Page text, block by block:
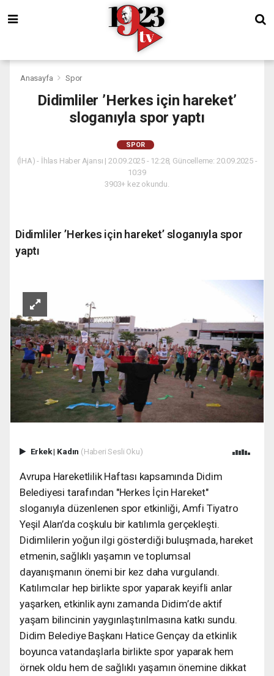
Anasayfa Spor
Didimliler ’Herkes için hareket’
sloganıyla spor yaptı
SPOR
(İHA) - İhlas Haber Ajansı | 20.09.2025 - 12:28, Güncelleme: 20.09.2025 -
10:39
3903+ kez okundu.
Didimliler ’Herkes için hareket’ sloganıyla spor
yaptı
Erkek| Kadın (Haberi Sesli Oku)
Avrupa Hareketlilik Haftası kapsamında Didim
Belediyesi tarafından "Herkes İçin Hareket"
sloganıyla düzenlenen spor etkinliği, Amfi Tiyatro
Yeşil Alan’da coşkulu bir katılımla gerçekleşti.
Didimlilerin yoğun ilgi gösterdiği buluşmada, hareket
etmenin, sağlıklı yaşamın ve toplumsal
dayanışmanın önemi bir kez daha vurgulandı.
Katılımcılar hep birlikte spor yaparak keyifli anlar
yaşarken, etkinlik aynı zamanda Didim’de aktif
yaşam bilincinin yaygınlaştırılmasına katkı sundu.
Didim Belediye Başkanı Hatice Gençay da etkinlik
boyunca vatandaşlarla birlikte spor yaparak hem
örnek oldu hem de sağlıklı yaşamın önemine dikkat